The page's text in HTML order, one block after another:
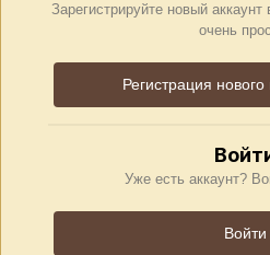
Зарегистрируйте новый
очень
Регистрация
Уже есть аккаунт?
Войти